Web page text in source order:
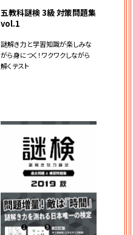
五教科謎検 3級 対策問題集
vol.1
謎解き力と学習知識が楽しみな
がら身につく！ワクワクしながら
解くテスト